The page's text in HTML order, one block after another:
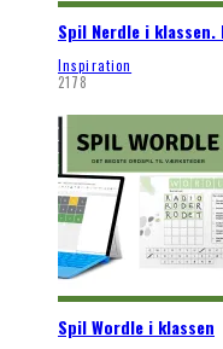
Spil Nerdle i klassen.
Inspiration
2178
Spil Wordle i klassen